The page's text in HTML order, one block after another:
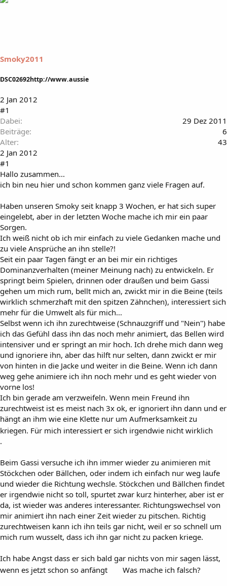
a
t
m
Smoky2011
DSC02692http://www.aussie
2 Jan 2012
#1
Dabei
29 Dez 2011
Beiträge
6
Alter
43
2 Jan 2012
#1
Hallo zusammen...
ich bin neu hier und schon kommen ganz viele Fragen auf.
Haben unseren Smoky seit knapp 3 Wochen, er hat sich super
eingelebt, aber in der letzten Woche mache ich mir ein paar
Sorgen.
Ich weiß nicht ob ich mir einfach zu viele Gedanken mache und
zu viele Ansprüche an ihn stelle?!
Seit ein paar Tagen fängt er an bei mir ein richtiges
Dominanzverhalten (meiner Meinung nach) zu entwickeln. Er
springt beim Spielen, drinnen oder draußen und beim Gassi
gehen um mich rum, bellt mich an, zwickt mir in die Beine (teils
wirklich schmerzhaft mit den spitzen Zähnchen), interessiert sich
mehr für die Umwelt als für mich...
Selbst wenn ich ihn zurechtweise (Schnauzgriff und "Nein") habe
ich das Gefühl dass ihn das noch mehr animiert, das Bellen wird
intensiver und er springt an mir hoch. Ich drehe mich dann weg
und ignoriere ihn, aber das hilft nur selten, dann zwickt er mir
von hinten in die Jacke und weiter in die Beine. Wenn ich dann
weg gehe animiere ich ihn noch mehr und es geht wieder von
vorne los!
Ich bin gerade am verzweifeln. Wenn mein Freund ihn
zurechtweist ist es meist nach 3x ok, er ignoriert ihn dann und er
hängt an ihm wie eine Klette nur um Aufmerksamkeit zu
kriegen. Für mich interessiert er sich irgendwie nicht wirklich
.
Beim Gassi versuche ich ihn immer wieder zu animieren mit
Stöckchen oder Bällchen, oder indem ich einfach nur weg laufe
und wieder die Richtung wechsle. Stöckchen und Bällchen findet
er irgendwie nicht so toll, spurtet zwar kurz hinterher, aber ist er
da, ist wieder was anderes interessanter. Richtungswechsel von
mir animiert ihn nach einer Zeit wieder zu pitschen. Richtig
zurechtweisen kann ich ihn teils gar nicht, weil er so schnell um
mich rum wusselt, dass ich ihn gar nicht zu packen kriege.
Ich habe Angst dass er sich bald gar nichts von mir sagen lässt,
wenn es jetzt schon so anfängt
Was mache ich falsch?